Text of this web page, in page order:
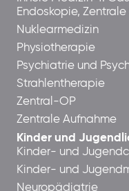
Endoskopie,
Nuklearmedizin
Physiotherapie
Psychiatrie und
Strahlentherapie
Zentral-OP
Zentrale Aufnahme
Kinder und
Kinder- und
Kinder- und
Neuropädiatrie